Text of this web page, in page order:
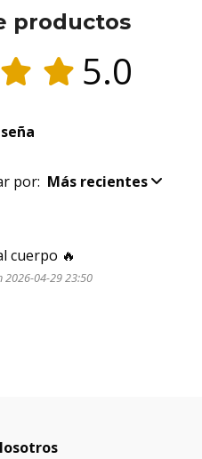
productos
5.0
por: Más recientes
cuerpo 🔥
2026-04-29 23:50